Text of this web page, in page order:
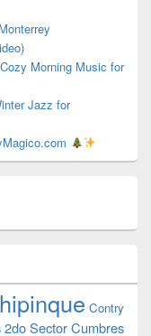
Morning Music for
Jazz for
Contry
2do SectorCumbres